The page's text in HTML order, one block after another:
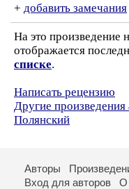
+ добавить замечания
На это произведение
отображается
списке.
Написать рецензию
Другие
Полянский
Авторы
Вход для авторов
О